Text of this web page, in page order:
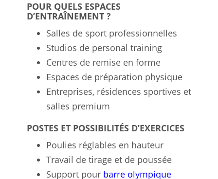
POUR QUELS ESPACES
D’ENTRAÎNEMENT ?
Salles de sport professionnelles
Studios de personal training
Centres de remise en forme
Espaces de préparation physique
Entreprises, résidences sportives et
salles premium
POSTES ET POSSIBILITÉS D’EXERCICES
Poulies réglables en hauteur
Travail de tirage et de poussée
Support pour barre olympique